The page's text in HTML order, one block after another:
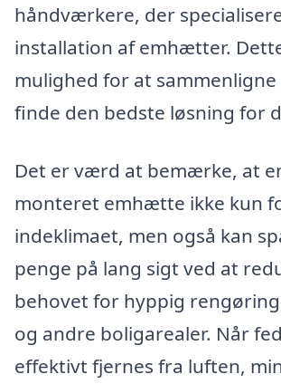
håndværkere, der
installation af emhætter.
mulighed for at
finde den bedste løsning for
Det er værd at bemærke, at
monteret emhætte ikke kun
indeklimaet, men også kan
penge på lang sigt ved at
behovet for hyppig
og andre boligarealer. Når
effektivt fjernes fra luften,